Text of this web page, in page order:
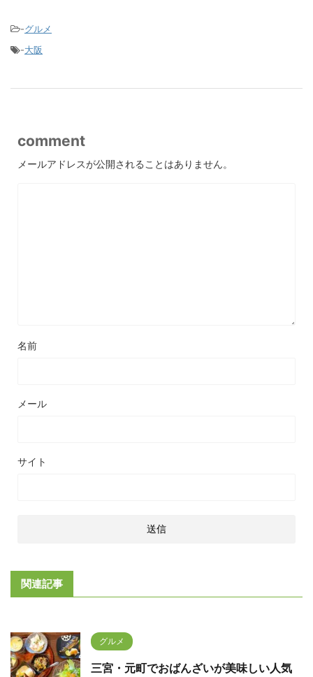
-グルメ
-大阪
comment
メールアドレスが公開されることはありません。
名前
メール
サイト
関連記事
グルメ
三宮・元町でおばんざいが美味しい人気